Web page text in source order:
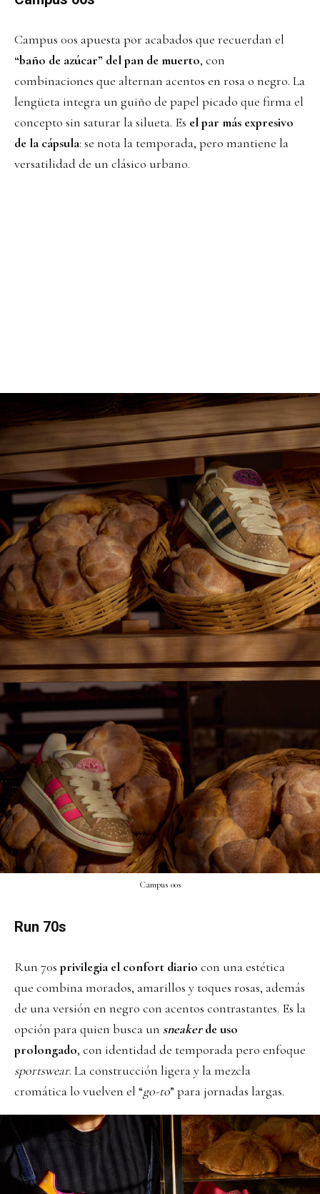
Campus 00s apuesta por acabados que recuerdan el
“baño de azúcar” del pan de muerto, con
combinaciones que alternan acentos en rosa o negro. La
lengüeta integra un guiño de papel picado que firma el
concepto sin saturar la silueta. Es el par más expresivo
de la cápsula: se nota la temporada, pero mantiene la
versatilidad de un clásico urbano.
Campus 00s
Run 70s
Run 70sprivilegia el confort diario con una estética
que combina morados, amarillos y toques rosas, además
de una versión en negro con acentos contrastantes. Es la
opción para quien busca un sneakerde uso
prolongado, con identidad de temporada pero enfoque
sportswear. La construcción ligera y la mezcla
cromática lo vuelven el “go-to” para jornadas largas.